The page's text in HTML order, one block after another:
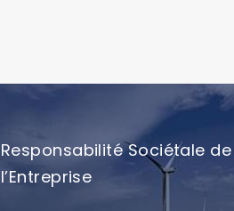
Responsabilité Sociétale de
l’Entreprise